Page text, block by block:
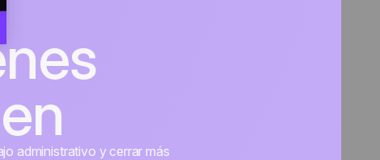
administrativo y cerrar más